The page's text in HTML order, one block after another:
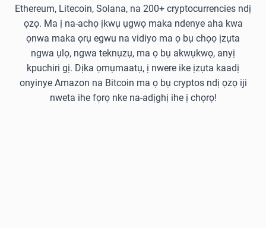
Ethereum, Litecoin, Solana, na 200+ cryptocurrencies ndị
ọzọ. Ma ị na-achọ ịkwụ ụgwọ maka ndenye aha kwa
ọnwa maka ọrụ egwu na vidiyo ma ọ bụ chọọ ịzụta
ngwa ụlọ, ngwa teknụzụ, ma ọ bụ akwụkwọ, anyị
kpuchiri gị. Dịka ọmụmaatụ, ị nwere ike ịzụta kaadị
onyinye Amazon na Bitcoin ma ọ bụ cryptos ndị ọzọ iji
nweta ihe fọrọ nke na-adịghị ihe ị chọrọ!